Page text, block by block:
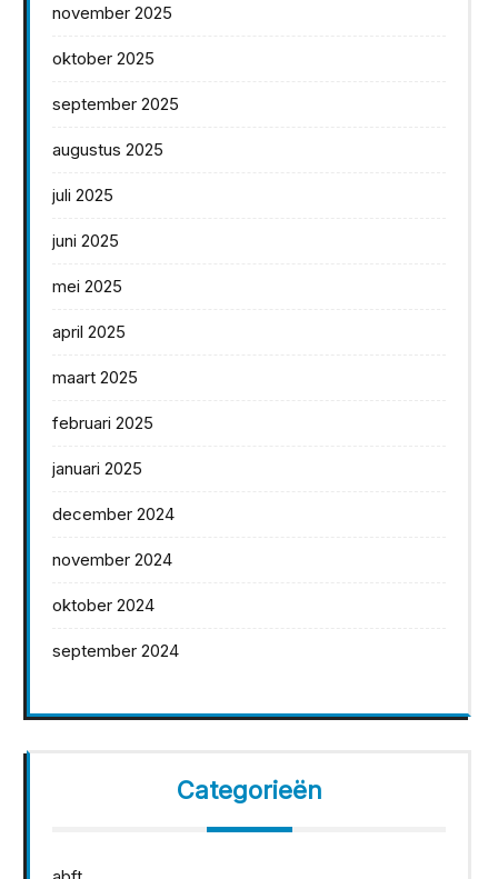
november 2025
oktober 2025
september 2025
augustus 2025
juli 2025
juni 2025
mei 2025
april 2025
maart 2025
februari 2025
januari 2025
december 2024
november 2024
oktober 2024
september 2024
Categorieën